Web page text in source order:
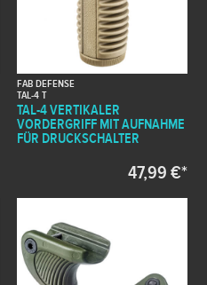
FAB DEFENSE
TAL-4 T
TAL-4 VERTIKALER
VORDERGRIFF MIT AUFNAHME
FÜR DRUCKSCHALTER
47,99 €*